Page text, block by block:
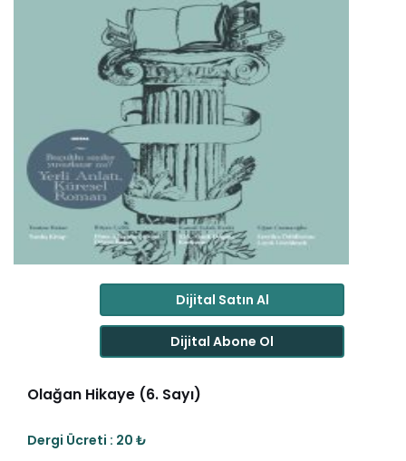
Dijital Satın Al
Dijital Abone Ol
Olağan Hikaye (6. Sayı)
Dergi Ücreti : 20 ₺